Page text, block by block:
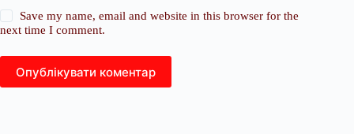
Save my name, email and website in this browser for the
next time I comment.
Опублікувати коментар